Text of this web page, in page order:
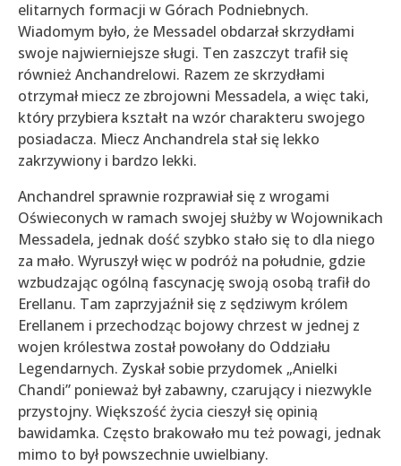
elitarnych formacji w Górach Podniebnych.
Wiadomym było, że Messadel obdarzał skrzydłami
swoje najwierniejsze sługi. Ten zaszczyt trafił się
również Anchandrelowi. Razem ze skrzydłami
otrzymał miecz ze zbrojowni Messadela, a więc taki,
który przybiera kształt na wzór charakteru swojego
posiadacza. Miecz Anchandrela stał się lekko
zakrzywiony i bardzo lekki.
Anchandrel sprawnie rozprawiał się z wrogami
Oświeconych w ramach swojej służby w Wojownikach
Messadela, jednak dość szybko stało się to dla niego
za mało. Wyruszył więc w podróż na południe, gdzie
wzbudzając ogólną fascynację swoją osobą trafił do
Erellanu. Tam zaprzyjaźnił się z sędziwym królem
Erellanem i przechodząc bojowy chrzest w jednej z
wojen królestwa został powołany do Oddziału
Legendarnych. Zyskał sobie przydomek „Anielki
Chandi” ponieważ był zabawny, czarujący i niezwykle
przystojny. Większość życia cieszył się opinią
bawidamka. Często brakowało mu też powagi, jednak
mimo to był powszechnie uwielbiany.